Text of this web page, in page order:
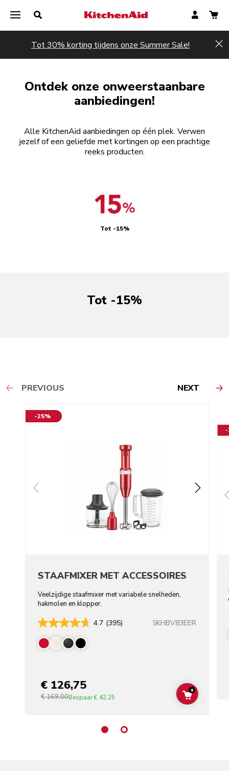
Tot 30% korting tijdens onze Summer Sale!
Ontdek onze onweerstaanbare
aanbiedingen!
Alle KitchenAid aanbiedingen op één plek. Verwen
jezelf of een geliefde met kortingen op een prachtige
reeks producten.
Tot -15%
Tot -15%
PREVIOUS NEXT
-25%
STAAFMIXER MET ACCESSOIRES
Veelzijdige staafmixer met variabele snelheden,
hakmolen en klopper.
4.7 (395) 5KHBV83EER
€ 126,75
€ 169,00Bespaar€ 42,25 ADD TO
+
-